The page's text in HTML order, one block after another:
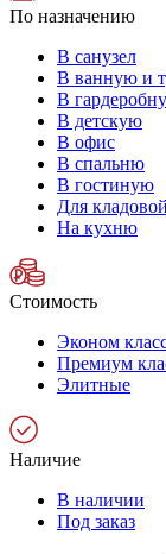
По назначению
В санузел
В ванную и
В
В детскую
В офис
В спальню
В гостиную
Для кладовой
На кухню
Стоимость
Эконом
Премиум
Элитные
Наличие
В наличии
Под заказ